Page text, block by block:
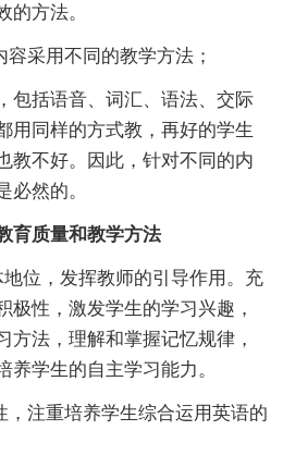
的方法。
采用不同的教学方法；
包括语音、词汇、语法、交际
用同样的方式教，再好的学生
教不好。因此，针对不同的内
必然的。
育质量和教学方法
位，发挥教师的引导作用。充
极性，激发学生的学习兴趣，
方法，理解和掌握记忆规律，
养学生的自主学习能力。
，注重培养学生综合运用英语的